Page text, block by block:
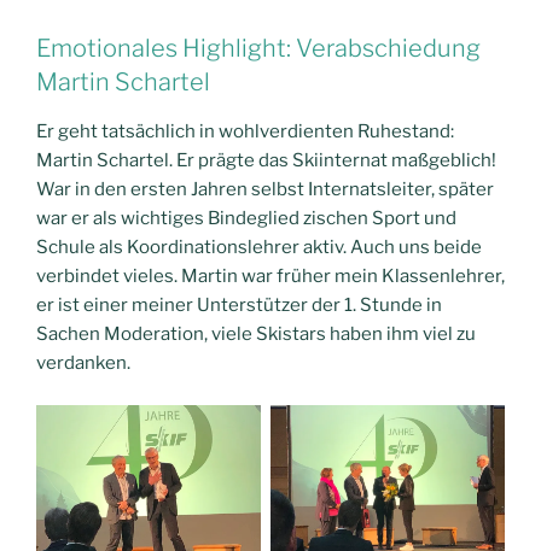
Emotionales Highlight: Verabschiedung
Martin Schartel
Er geht tatsächlich in wohlverdienten Ruhestand:
Martin Schartel. Er prägte das Skiinternat maßgeblich!
War in den ersten Jahren selbst Internatsleiter, später
war er als wichtiges Bindeglied zischen Sport und
Schule als Koordinationslehrer aktiv. Auch uns beide
verbindet vieles. Martin war früher mein Klassenlehrer,
er ist einer meiner Unterstützer der 1. Stunde in
Sachen Moderation, viele Skistars haben ihm viel zu
verdanken.